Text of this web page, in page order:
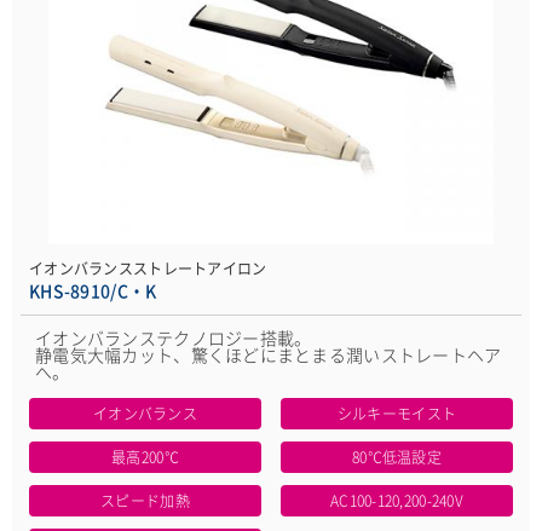
イオンバランスストレートアイロン
KHS-8910/C・K
イオンバランステクノロジー搭載。
静電気大幅カット、驚くほどにまとまる潤いストレートヘア
へ。
イオンバランス シルキーモイスト
最高200℃ 80℃低温設定
スピード加熱 AC100-120,200-240V